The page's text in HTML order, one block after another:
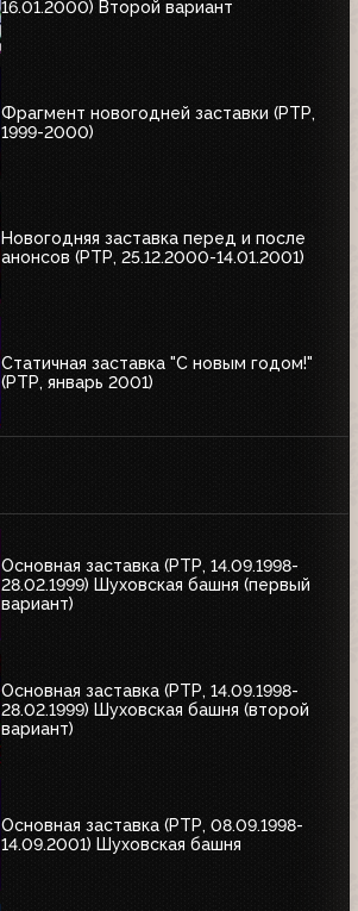
16.01.2000) Второй вариант
Фрагмент новогодней заставки (РТР,
1999-2000)
Новогодняя заставка перед и после
анонсов (РТР, 25.12.2000-14.01.2001)
Статичная заставка "С новым годом!"
(РТР, январь 2001)
Основная заставка (РТР, 14.09.1998-
28.02.1999) Шуховская башня (первый
вариант)
Основная заставка (РТР, 14.09.1998-
28.02.1999) Шуховская башня (второй
вариант)
Основная заставка (РТР, 08.09.1998-
14.09.2001) Шуховская башня